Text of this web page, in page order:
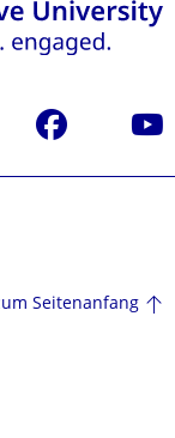
Facebook
Seitenanfang